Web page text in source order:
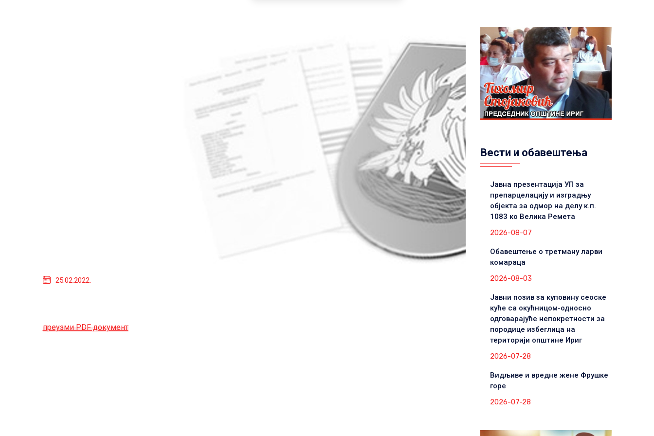
25.02.2022.
преузми PDF документ
Вести и обавештења
Јавна презентација УП за
препарцелацију и изградњу
објекта за одмор на делу к.п.
1083 ко Велика Ремета
2026-08-07
Обавештење о третману ларви
комараца
2026-08-03
Јавни позив за куповину сеоске
куће са окућницом-односно
одговарајуће непокретности за
породице избеглица на
територији општине Ириг
2026-07-28
Видљиве и вредне жене Фрушке
горе
2026-07-28